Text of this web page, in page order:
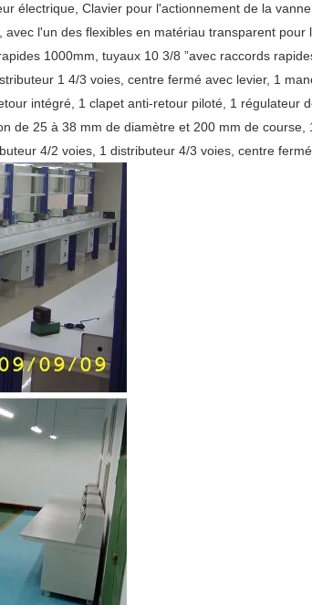
électrique, Clavier pour l'actionnement de la
l'un des flexibles en matériau transparent
1000mm, tuyaux 10 3/8 ”avec raccords
1 4/3 voies, centre fermé avec levier, 1
intégré, 1 clapet anti-retour piloté, 1 régulateur
de 25 à 38 mm de diamètre et 200 mm de
4/2 voies, 1 distributeur 4/3 voies, centre